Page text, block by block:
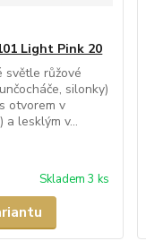
Light Pink 20
světle růžové
silonky)
otvorem v
a lesklým v...
Skladem 3 ks